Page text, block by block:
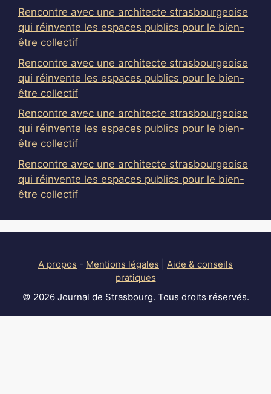
Rencontre avec une architecte strasbourgeoise
qui réinvente les espaces publics pour le bien-
être collectif
Rencontre avec une architecte strasbourgeoise
qui réinvente les espaces publics pour le bien-
être collectif
Rencontre avec une architecte strasbourgeoise
qui réinvente les espaces publics pour le bien-
être collectif
Rencontre avec une architecte strasbourgeoise
qui réinvente les espaces publics pour le bien-
être collectif
A propos - Mentions légales
Aide & conseils
pratiques
© 2026 Journal de Strasbourg. Tous droits réservés.